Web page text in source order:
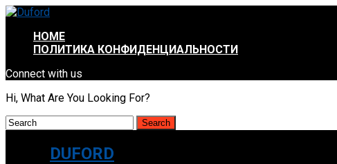
HOME
ПОЛИТИКА КОНФИДЕНЦИАЛЬНОСТИ
Connect with us
Hi, What Are You Looking For?
DUFORD